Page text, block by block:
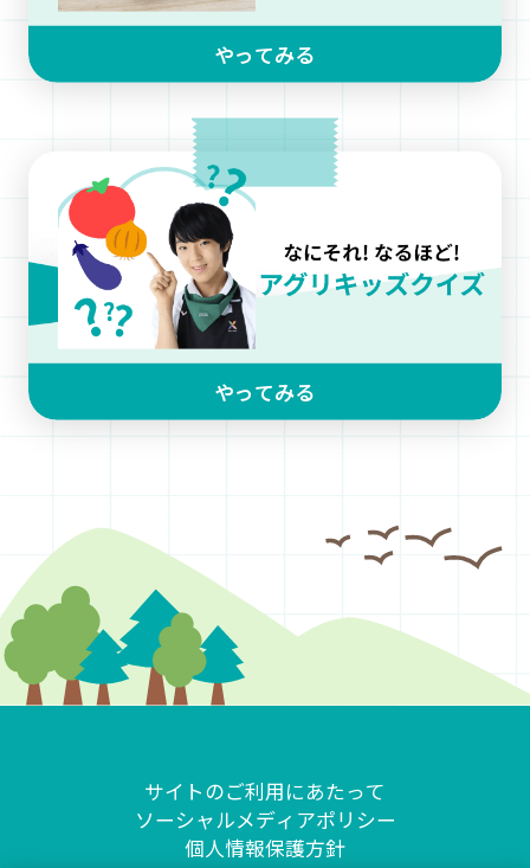
やってみる
やってみる
サイトのご利用にあたって
ソーシャルメディアポリシー
個人情報保護方針